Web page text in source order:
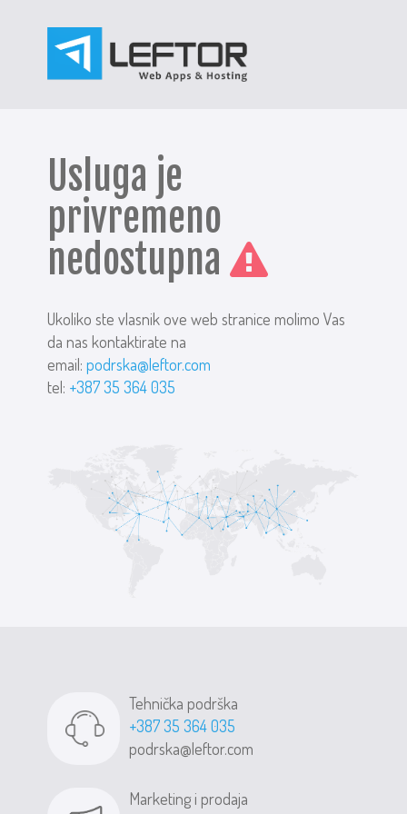
Usluga je
privremeno
nedostupna
Ukoliko ste vlasnik ove web stranice molimo Vas
da nas kontaktirate na
email:podrska@leftor.com
tel: +387 35 364 035
Tehnička podrška
+387 35 364 035
podrska@leftor.com
Marketing i prodaja